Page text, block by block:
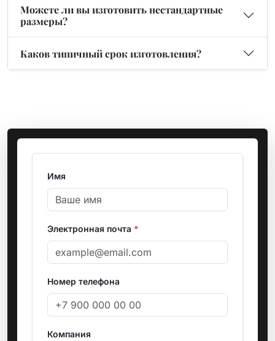
Можете ли вы изготовить нестандартные
размеры?
Каков типичный срок изготовления?
Имя
Электронная почта *
Номер телефона
Компания